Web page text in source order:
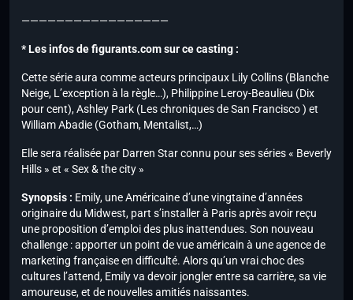
—————————————————
* Les infos de figurants.com sur ce casting :
Cette série aura comme acteurs principaux Lily Collins (Blanche
Neige, L’exception à la règle…), Philippine Leroy-Beaulieu (Dix
pour cent), Ashley Park (Les chroniques de San Francisco ) et
William Abadie (Gotham, Mentalist,…)
Elle sera réalisée par Darren Star connu pour ses séries « Beverly
Hills » et « Sex & the city »
Synopsis : Emily, une Américaine d’une vingtaine d’années
originaire du Midwest, part s’installer à Paris après avoir reçu
une proposition d’emploi des plus inattendues. Son nouveau
challenge : apporter un point de vue américain à une agence de
marketing française en difficulté. Alors qu’un vrai choc des
cultures l’attend, Emily va devoir jongler entre sa carrière, sa vie
amoureuse, et de nouvelles amitiés naissantes.